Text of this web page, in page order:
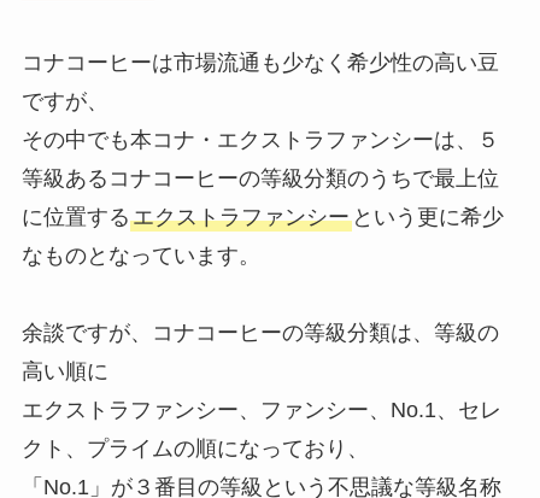
コナコーヒーは市場流通も少なく希少性の高い豆
ですが、
その中でも本コナ・エクストラファンシーは、５
等級あるコナコーヒーの等級分類のうちで最上位
に位置するエクストラファンシーという更に希少
なものとなっています。
余談ですが、コナコーヒーの等級分類は、等級の
高い順に
エクストラファンシー、ファンシー、No.1、セレ
クト、プライムの順になっており、
「No.1」が３番目の等級という不思議な等級名称